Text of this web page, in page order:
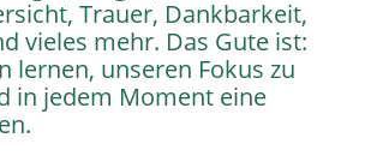
Trauer, Dankbarkeit,
vieles mehr. Das Gute ist:
lernen, unseren Fokus zu
in jedem Moment eine